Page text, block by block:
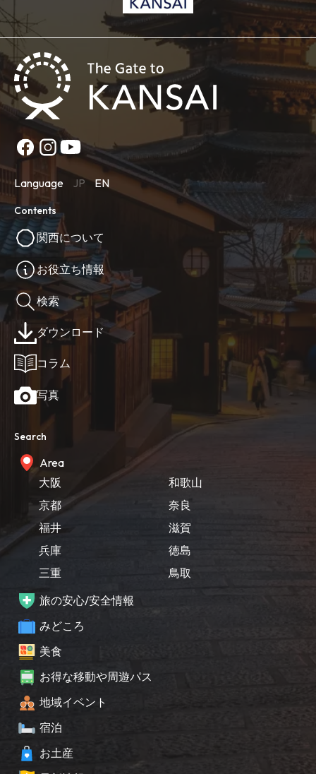
Language JP EN
Contents
関西について
お役立ち情報
検索
ダウンロード
コラム
写真
Search
Area
大阪
京都
福井
兵庫
三重
和歌山
奈良
滋賀
徳島
鳥取
旅の安心/安全情報
みどころ
美食
お得な移動や周遊パス
地域イベント
宿泊
お土産